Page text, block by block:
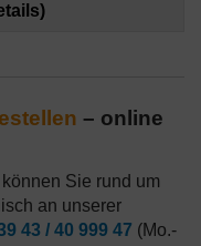
– online
Sie rund um
an unserer
43 / 40 999 47 (Mo.-